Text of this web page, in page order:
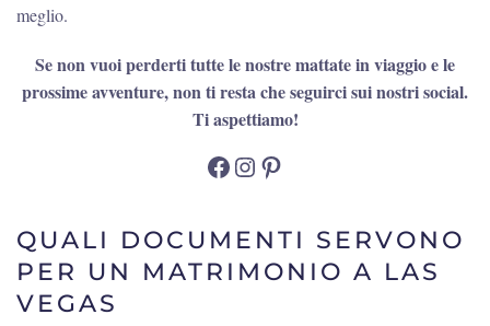
meglio.
Se non vuoi perderti tutte le nostre mattate in viaggio e le
prossime avventure, non ti resta che seguirci sui nostri social.
Ti aspettiamo!
Facebook
Instagram
Pinterest
QUALI DOCUMENTI SERVONO
PER UN MATRIMONIO A LAS
VEGAS